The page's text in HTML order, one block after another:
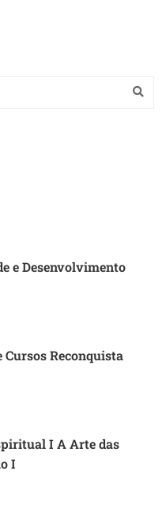
e Desenvolvimento
Reconquista
I A Arte das
I